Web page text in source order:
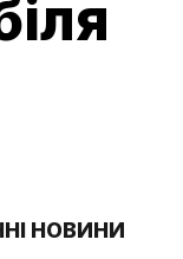
НОВИНИ